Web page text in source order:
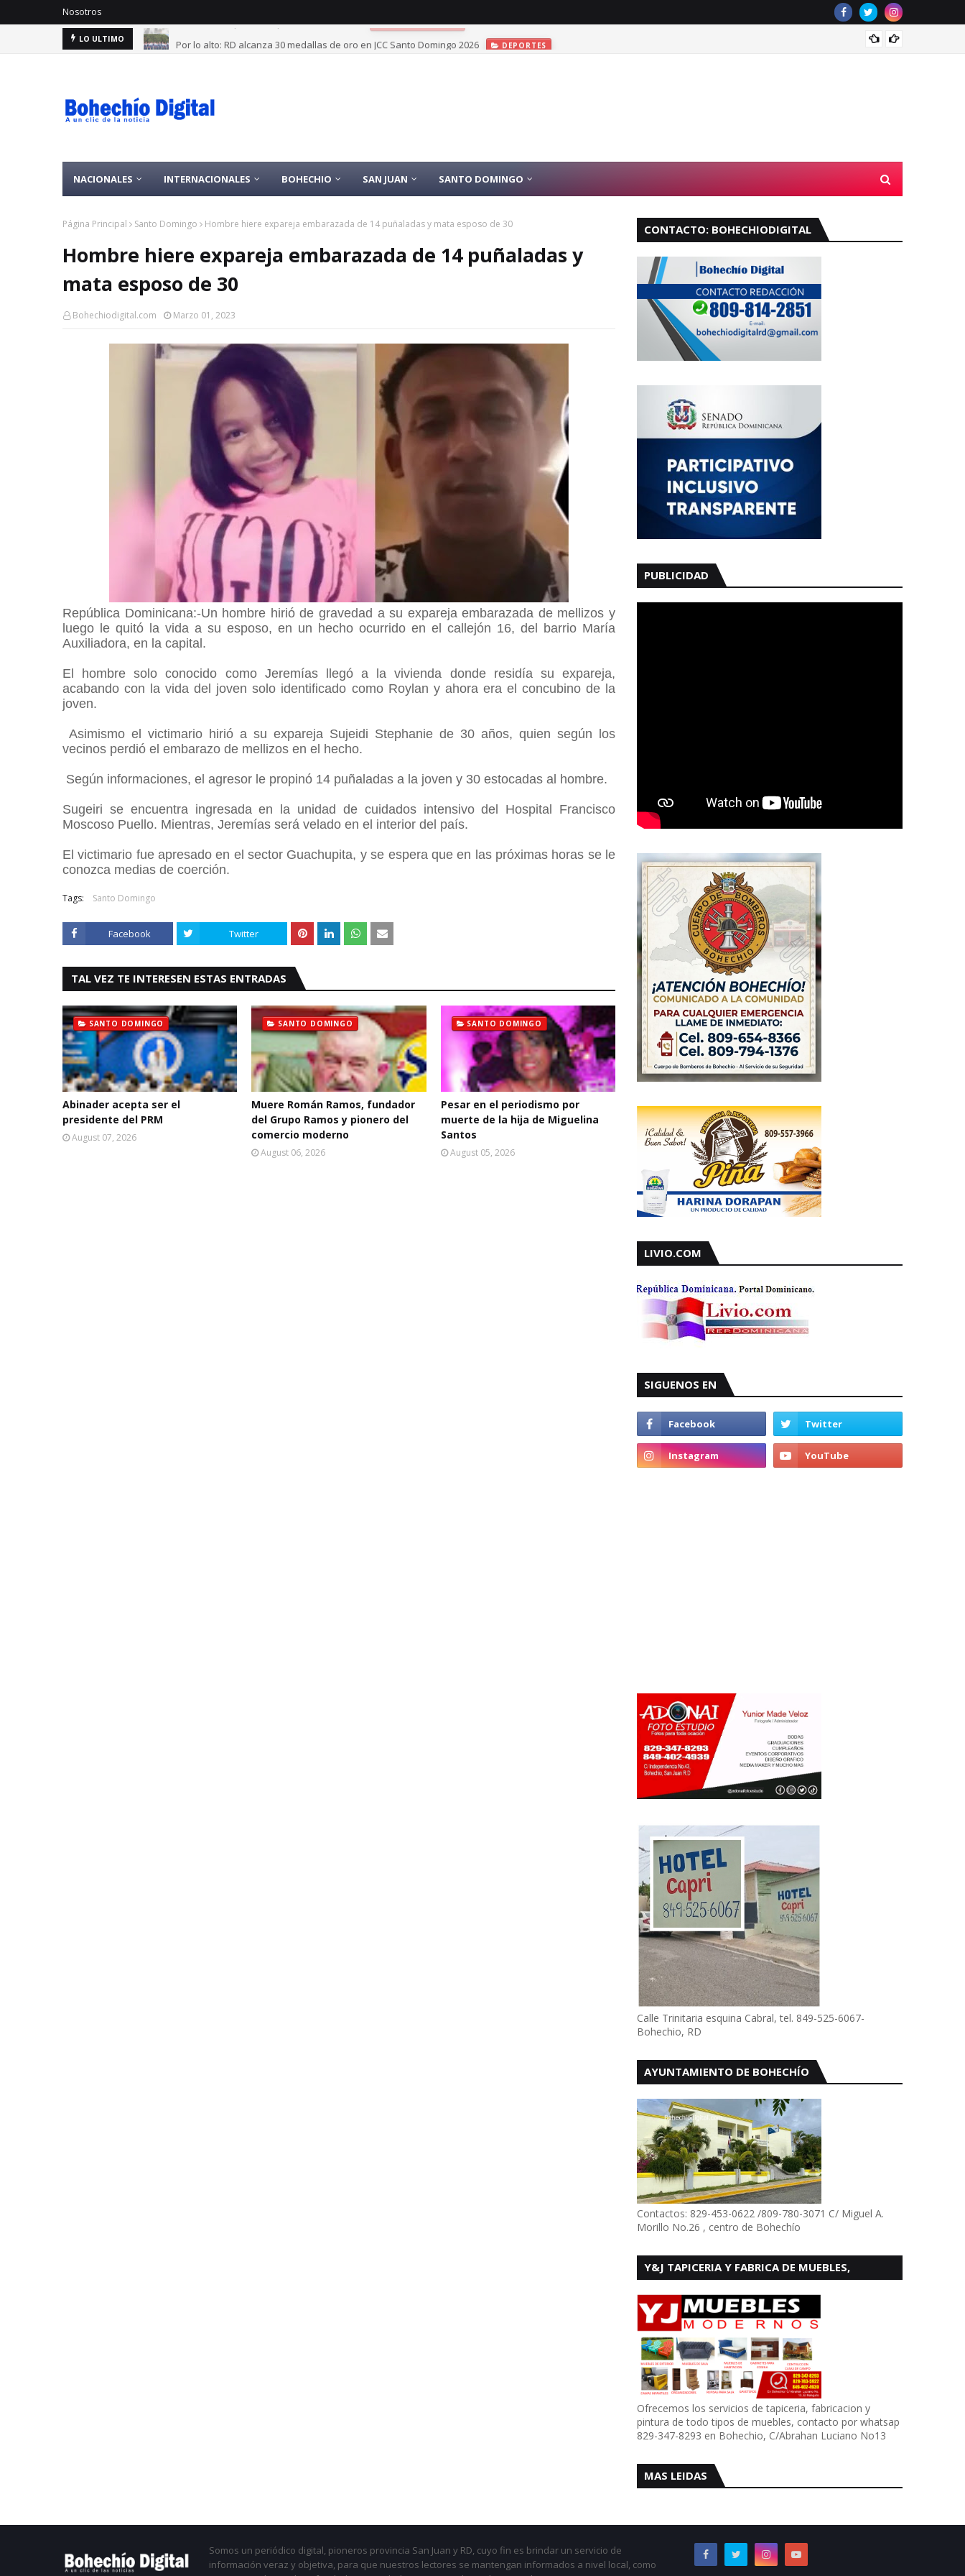
Nosotros
LO ULTIMO Por lo alto: RD alcanza 30 medallas de oro en JCC Santo Domingo 2026 DEPORTES
NACIONALES INTERNACIONALES BOHECHIO SAN JUAN SANTO DOMINGO
Página Principal Santo Domingo Hombre hiere expareja embarazada de 14 puñaladas y mata esposo de 30
Hombre hiere expareja embarazada de 14 puñaladas y
mata esposo de 30
Bohechiodigital.com Marzo 01, 2023
República Dominicana:-Un hombre hirió de gravedad a su expareja embarazada de mellizos y
luego le quitó la vida a su esposo, en un hecho ocurrido en el callejón 16, del barrio María
Auxiliadora, en la capital.
El hombre solo conocido como Jeremías llegó a la vivienda donde residía su expareja,
acabando con la vida del joven solo identificado como Roylan y ahora era el concubino de la
joven.
Asimismo el victimario hirió a su expareja Sujeidi Stephanie de 30 años, quien según los
vecinos perdió el embarazo de mellizos en el hecho.
Según informaciones, el agresor le propinó 14 puñaladas a la joven y 30 estocadas al hombre.
Sugeiri se encuentra ingresada en la unidad de cuidados intensivo del Hospital Francisco
Moscoso Puello. Mientras, Jeremías será velado en el interior del país.
El victimario fue apresado en el sector Guachupita, y se espera que en las próximas horas se le
conozca medias de coerción.
Tags: Santo Domingo
Facebook Twitter
TAL VEZ TE INTERESEN ESTAS ENTRADAS
SANTO DOMINGO
Abinader acepta ser el
presidente del PRM
August 07, 2026
SANTO DOMINGO
Muere Román Ramos, fundador
del Grupo Ramos y pionero del
comercio moderno
August 06, 2026
SANTO DOMINGO
Pesar en el periodismo por
muerte de la hija de Miguelina
Santos
August 05, 2026
CONTACTO: BOHECHIODIGITAL
PUBLICIDAD
LIVIO.COM
SIGUENOS EN
Calle Trinitaria esquina Cabral, tel. 849-525-6067-
Bohechio, RD
AYUNTAMIENTO DE BOHECHÍO
Contactos: 829-453-0622 /809-780-3071 C/ Miguel A.
Morillo No.26 , centro de Bohechío
Y&J TAPICERIA Y FABRICA DE MUEBLES,
Ofrecemos los servicios de tapiceria, fabricacion y
pintura de todo tipos de muebles, contacto por whatsap
829-347-8293 en Bohechio, C/Abrahan Luciano No13
MAS LEIDAS
Somos un periódico digital, pioneros provincia San Juan y RD, cuyo fin es brindar un servicio de
información veraz y objetiva, para que nuestros lectores se mantengan informados a nivel local, como